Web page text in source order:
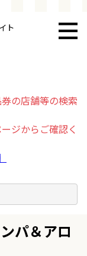
ト
の店舗等の検索
ジからご確認く
パ＆アロ